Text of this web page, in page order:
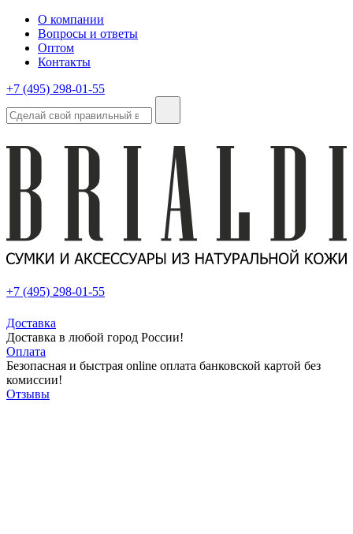
О компании
Вопросы и ответы
Оптом
Контакты
+7 (495) 298-01-55
+7 (495) 298-01-55
Доставка
Доставка в любой город России!
Оплата
Безопасная и быстрая online оплата банковской картой без
комиссии!
Отзывы